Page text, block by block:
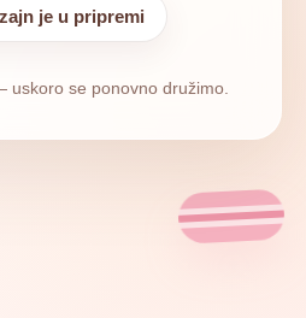
je u pripremi
uskoro se ponovno družimo.